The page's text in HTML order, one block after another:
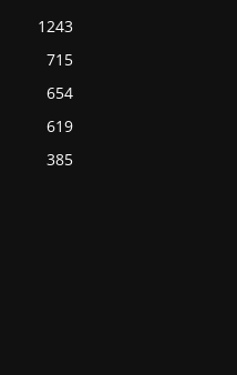
1243
715
654
619
385